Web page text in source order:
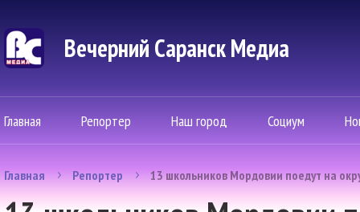
Вечерний Саранск Mедиа
Главная Репортер Наш город Социум
Главная Репортер 13 школьников Мордовии поедут на